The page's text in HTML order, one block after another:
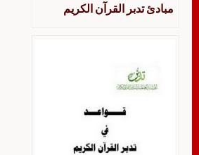
مبادئ تدبر القرآن الكريم